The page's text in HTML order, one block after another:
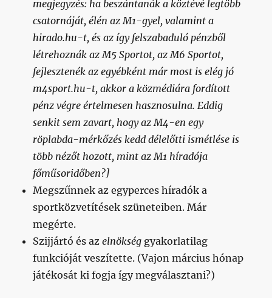
megjegyzés: ha beszántanák a köztévé legtöbb
csatornáját, élén az M1-gyel, valamint a
hirado.hu-t, és az így felszabaduló pénzből
létrehoznák az M5 Sportot, az M6 Sportot,
fejlesztenék az egyébként már most is elég jó
m4sport.hu-t, akkor a közmédiára fordított
pénz végre értelmesen hasznosulna. Eddig
senkit sem zavart, hogy az M4-en egy
röplabda-mérkőzés kedd délelőtti ismétlése is
több nézőt hozott, mint az M1 híradója
főműsoridőben?]
Megszűnnek az egyperces híradók a
sportközvetítések szüneteiben. Már
megérte.
Szijjártó és azelnökség gyakorlatilag
funkcióját veszítette. (Vajon március hónap
játékosát ki fogja így megválasztani?)